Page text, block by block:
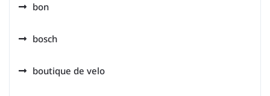
bon
bosch
boutique de velo